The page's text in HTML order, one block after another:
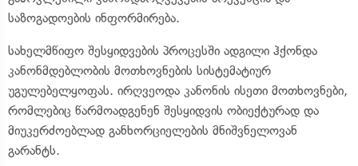
საზოგადოების ინფორმირება.
სახელმწიფო შესყიდვების პროცესში ადგილი ჰქონდა
კანონმდებლობის მოთხოვნების სისტემატიურ
უგულებელყოფას. ირღვეოდა კანონის ისეთი მოთხოვნები,
რომლებიც წარმოადგენენ შესყიდვის ობიექტურად და
მიუკერძოებლად განხორციელების მნიშვნელოვან
გარანტს.